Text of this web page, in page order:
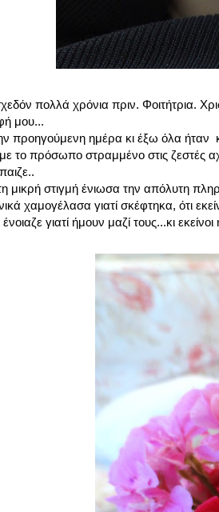
πολλά χρόνια πριν. Φοιτήτρια.
μου...
την προηγούμενη ημέρα κι έξω όλα
με το πρόσωπο στραμμένο στις ζεστές
τη μικρή στιγμή ένιωσα την απόλυτη
χαμογέλασα γιατί σκέφτηκα, ότι
γιατί ήμουν μαζί τους...κι